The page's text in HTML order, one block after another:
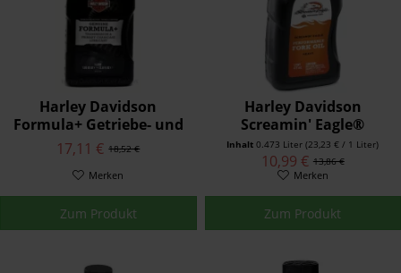
Harley Davidson
Formula+ Getriebe- und
Primärkettenkasten-
Schmiermittel - Liter -
Europa. 62600019
18,52 €
17,11 €
Merken
Zum Produkt
Harley Davidson
Screamin' Eagle®
Performance Gabelöl
62600027
Inhalt0.473 Liter(23,23 € / 1 Liter)
13,86 €
10,99 €
Merken
Zum Produkt